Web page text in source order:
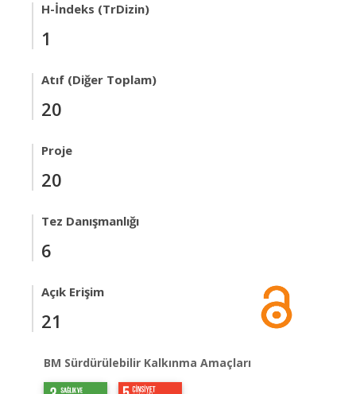
H-İndeks (TrDizin)
1
Atıf (Diğer Toplam)
20
Proje
20
Tez Danışmanlığı
6
Açık Erişim
21
BM Sürdürülebilir Kalkınma Amaçları